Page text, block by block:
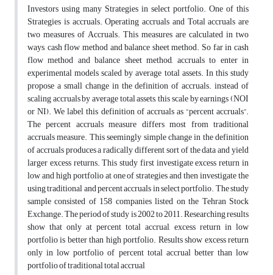
Investors using many Strategies in select portfolio. One of this
Strategies is accruals. Operating accruals and Total accruals are
two measures of Accruals. This measures are calculated in two
ways, cash flow method and balance sheet method. So far in cash
flow method and balance sheet method, accruals to enter in
experimental models scaled by average total assets. In this study
propose a small change in the definition of accruals. instead of
scaling accruals by average total assets, this scale by earnings (NOI
or NI). We label this definition of accruals as “percent accruals”.
The percent accruals measure differs most from traditional
accruals measure. This seemingly simple change in the definition
of accruals produces a radically different sort of the data and yield
larger excess returns. This study first investigate excess return in
low and high portfolio at one of strategies and then investigate the
using traditional and percent accruals in select portfolio. The study
sample consisted of 158 companies listed on the Tehran Stock
Exchange. The period of study is 2002 to 2011. Researching results
show that only at percent total accrual, excess return in low
portfolio is better than high portfolio. Results show excess return
only in low portfolio of percent total accrual better than low
portfolio of traditional total accrual